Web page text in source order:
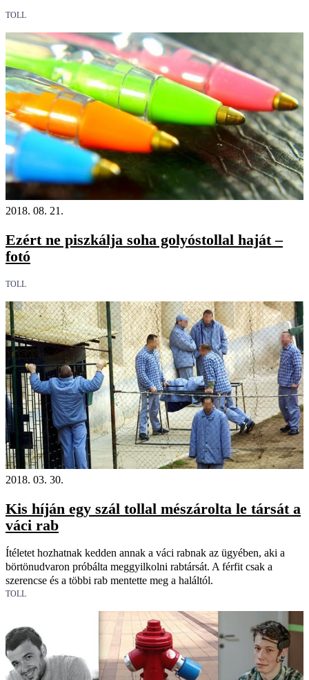
TOLL
2018. 08. 21.
Ezért ne piszkálja soha golyóstollal haját –
fotó
TOLL
2018. 03. 30.
Kis híján egy szál tollal mészárolta le társát a
váci rab
Ítéletet hozhatnak kedden annak a váci rabnak az ügyében, aki a
börtönudvaron próbálta meggyilkolni rabtársát. A férfit csak a
szerencse és a többi rab mentette meg a haláltól.
TOLL